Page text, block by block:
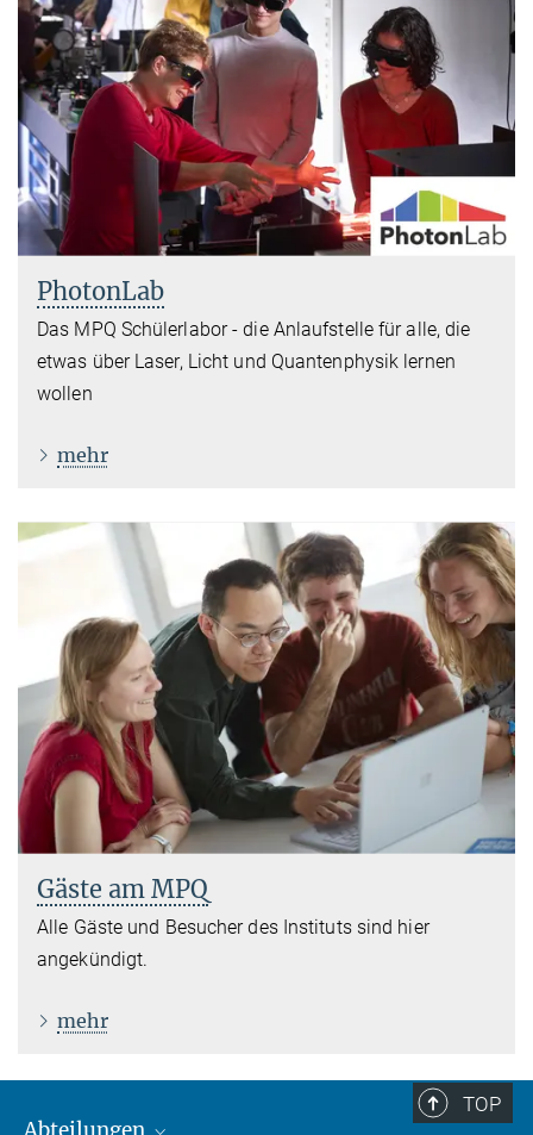
PhotonLab
Das MPQ Schülerlabor - die Anlaufstelle für alle, die
etwas über Laser, Licht und Quantenphysik lernen
wollen
mehr
Gäste am MPQ
Alle Gäste und Besucher des Instituts sind hier
angekündigt.
mehr
TOP